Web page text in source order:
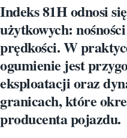
Indeks81Hodnosi
użytkowych:
prędkości. W
ogumienie jest
eksploatacji oraz
granicach, które
producenta pojazdu.